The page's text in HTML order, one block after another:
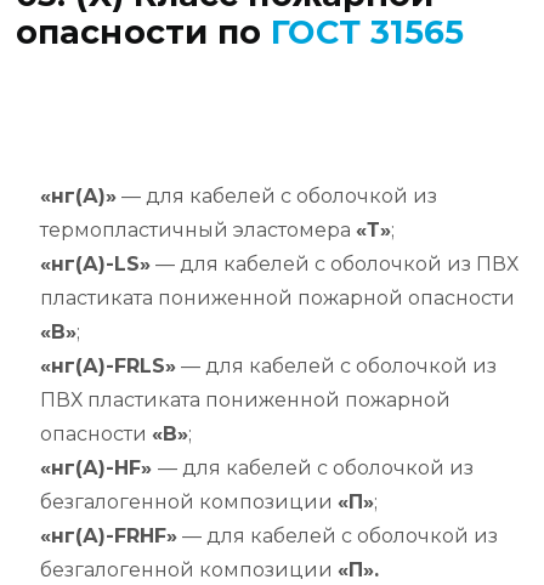
опасности по ГОСТ 31565
«нг(А)» — для кабелей с оболочкой из
термопластичный эластомера «Т»;
«нг(А)-LS» — для кабелей с оболочкой из ПВХ
пластиката пониженной пожарной опасности
«В»;
«нг(А)-FRLS» — для кабелей с оболочкой из
ПВХ пластиката пониженной пожарной
опасности «В»;
«нг(А)-HF» — для кабелей с оболочкой из
безгалогенной композиции «П»;
«нг(А)-FRHF» — для кабелей с оболочкой из
безгалогенной композиции «П».